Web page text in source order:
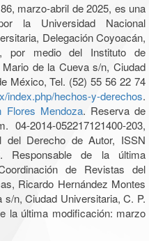
marzo-abril de 2025, es una
la Universidad Nacional
Delegación Coyoacán,
por medio del Instituto de
de la Cueva s/n, Ciudad
México, Tel. (52) 55 56 22 74
index.php/hechos-y-derechos.
Flores Mendoza. Reserva de
2014-052217121400-203,
del Derecho de Autor, ISSN
Responsable de la última
de Revistas del
Ricardo Hernández Montes
n, Ciudad Universitaria, C. P.
la última modificación: marzo